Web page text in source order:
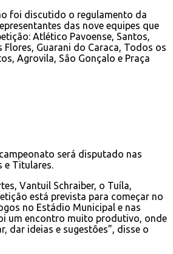
foi discutido o regulamento da
das nove equipes que
Atlético Pavoense, Santos,
Flores, Guarani do Caraca, Todos os
Agrovila, São Gonçalo e Praça
será disputado nas
e Titulares.
Vantuil Schraiber, o Tuíla,
está prevista para começar no
no Estádio Municipal e nas
um encontro muito produtivo, onde
dar ideias e sugestões”, disse o